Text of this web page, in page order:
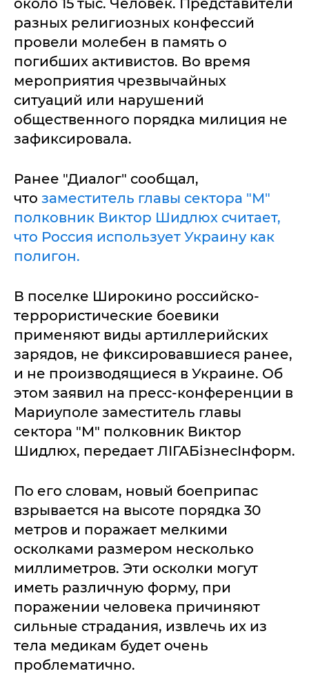
около 15 тыс. Человек. Представители
разных религиозных конфессий
провели молебен в память о
погибших активистов. Во время
мероприятия чрезвычайных
ситуаций или нарушений
общественного порядка милиция не
зафиксировала.
Ранее "Диалог" сообщал,
что заместитель главы сектора "М"
полковник Виктор Шидлюх считает,
что Россия использует Украину как
полигон.
В поселке Широкино российско-
террористические боевики
применяют виды артиллерийских
зарядов, не фиксировавшиеся ранее,
и не производящиеся в Украине. Об
этом заявил на пресс-конференции в
Мариуполе заместитель главы
сектора "М" полковник Виктор
Шидлюх, передает ЛІГАБізнесІнформ.
По его словам, новый боеприпас
взрывается на высоте порядка 30
метров и поражает мелкими
осколками размером несколько
миллиметров. Эти осколки могут
иметь различную форму, при
поражении человека причиняют
сильные страдания, извлечь их из
тела медикам будет очень
проблематично.